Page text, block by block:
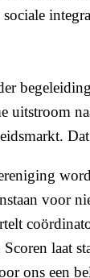
uitstroom
voor
laat
ons een